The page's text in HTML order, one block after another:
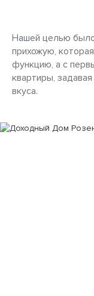
Нашей целью
прихожую,
функцию, а с
квартиры,
вкуса.